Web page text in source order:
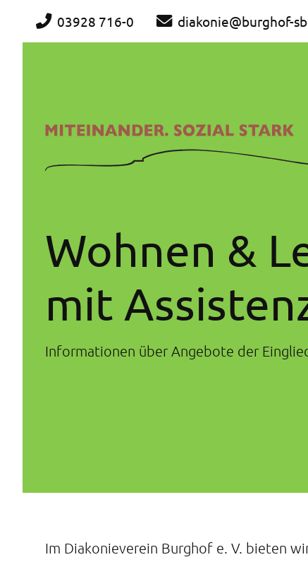
03928 716-0 diakonie@burghof-
Wohnen &
mit
Informationen über Angebote der
Im Diakonieverein Burghof e. V. bieten